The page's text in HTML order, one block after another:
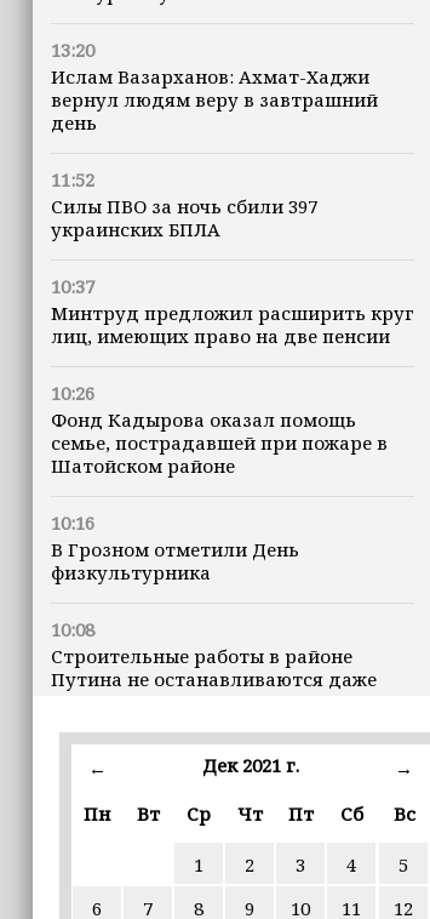
13:20
Ислам Вазарханов: Ахмат-Хаджи
вернул людям веру в завтрашний
день
11:52
Силы ПВО за ночь сбили 397
украинских БПЛА
10:37
Минтруд предложил расширить круг
лиц, имеющих право на две пенсии
10:26
Фонд Кадырова оказал помощь
семье, пострадавшей при пожаре в
Шатойском районе
10:16
В Грозном отметили День
физкультурника
10:08
Строительные работы в районе
Путина не останавливаются даже
марта
← Дек 2021 г.
→
Пн
Вт Ср Чт Пт Сб Вс
1 2 3 4
5
6
7 8 9 10 11 12